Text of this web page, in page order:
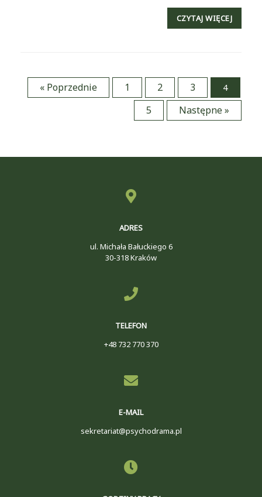
CZYTAJ WIĘCEJ
Post navigation
« Poprzednie 1 2 3 4
5 Następne »
ADRES
ul. Michała Bałuckiego 6
30-318 Kraków
TELEFON
+48 732 770 370
E-MAIL
sekretariat@psychodrama.pl